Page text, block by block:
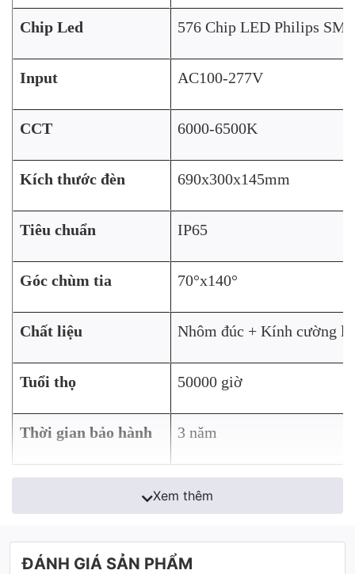
Chip Led 576 Chip LED Philips
Input AC100-277V
CCT 6000-6500K
Kích thước đèn 690x300x145mm
Tiêu chuẩn IP65
Góc chùm tia 70°x140°
Chất liệu Nhôm đúc + Kính cường
Tuổi thọ 50000 giờ
Thời gian bảo hành 3 năm
Xem thêm
ĐÁNH GIÁ SẢN PHẨM